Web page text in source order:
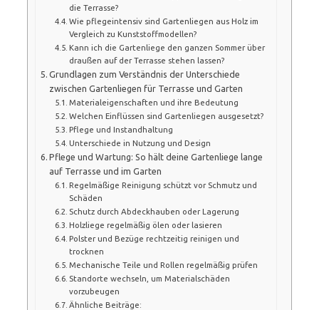
die Terrasse?
Wie pflegeintensiv sind Gartenliegen aus Holz im
Vergleich zu Kunststoffmodellen?
Kann ich die Gartenliege den ganzen Sommer über
draußen auf der Terrasse stehen lassen?
Grundlagen zum Verständnis der Unterschiede
zwischen Gartenliegen für Terrasse und Garten
Materialeigenschaften und ihre Bedeutung
Welchen Einflüssen sind Gartenliegen ausgesetzt?
Pflege und Instandhaltung
Unterschiede in Nutzung und Design
Pflege und Wartung: So hält deine Gartenliege lange
auf Terrasse und im Garten
Regelmäßige Reinigung schützt vor Schmutz und
Schäden
Schutz durch Abdeckhauben oder Lagerung
Holzliege regelmäßig ölen oder lasieren
Polster und Bezüge rechtzeitig reinigen und
trocknen
Mechanische Teile und Rollen regelmäßig prüfen
Standorte wechseln, um Materialschäden
vorzubeugen
Ähnliche Beiträge: